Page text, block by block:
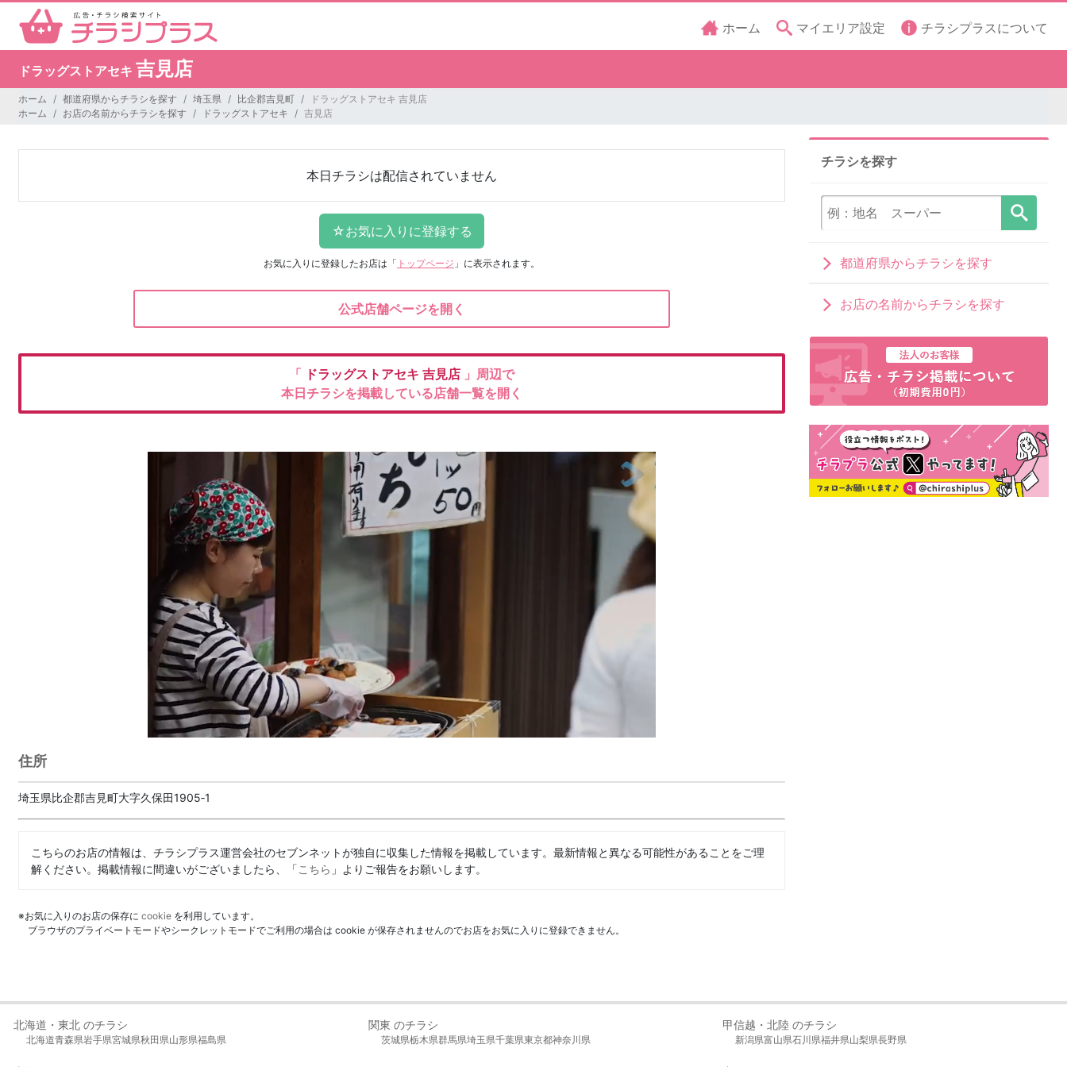
ホーム マイエリア設定 チラシプラスについて
ドラッグストアセキ 吉見店
ホーム 都道府県からチラシを探す 埼玉県 比企郡吉見町
ドラッグストアセキ 吉見店
ホーム
お店の名前からチラシを探す ドラッグストアセキ 吉見店
本日チラシは配信されていません
お気に入りに登録したお店は 「 トップページ 」に表示されます。
公式店舗ページを開く
「 ドラッグストアセキ 吉見店 」周辺で
本日チラシを掲載している店舗一覧を開く
住所
埼玉県比企郡吉見町大字久保田1905‐1
こちらのお店の情報は、チラシプラス運営会社のセブンネットが独自に収集した情報を掲載しています。最新情報と異なる可能性があることをご理
解ください。掲載情報に間違いがございましたら、「こちら 」よりご報告をお願いします。
※お気に入りのお店の保存に cookie を利用しています。
ブラウザのプライベートモードやシークレットモードでご利用の場合は cookie が保存されませんのでお店をお気に入りに登録できません。
チラシを探す
都道府県からチラシを探す
お店の名前からチラシを探す
北海道・東北 のチラシ
北海道青森県岩手県宮城県秋田県山形県福島県
関東 のチラシ
茨城県栃木県群馬県埼玉県千葉県東京都神奈川県
甲信越・北陸 のチラシ
新潟県富山県石川県福井県山梨県長野県